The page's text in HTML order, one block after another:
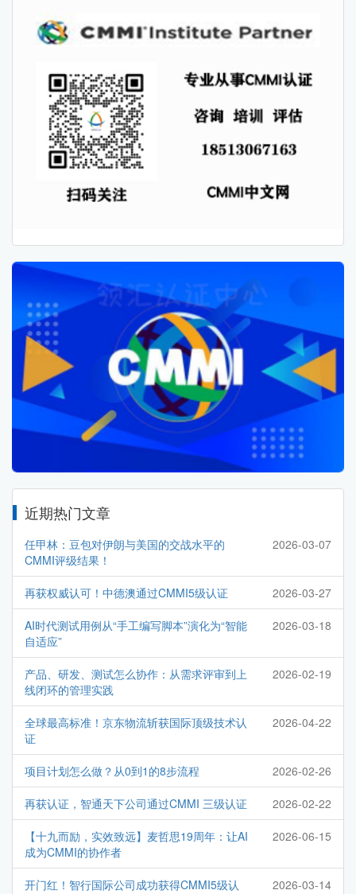
近期热门文章
任甲林：豆包对伊朗与美国的交战水平的
CMMI评级结果！
2026-03-07
再获权威认可！中德澳通过CMMI5级认证 2026-03-27
AI时代测试用例从“手工编写脚本”演化为“智能
自适应”
2026-03-18
产品、研发、测试怎么协作：从需求评审到上
线闭环的管理实践
2026-02-19
全球最高标准！京东物流斩获国际顶级技术认
证
2026-04-22
项目计划怎么做？从0到1的8步流程 2026-02-26
再获认证，智通天下公司通过CMMI 三级认证 2026-02-22
【十九而励，实效致远】麦哲思19周年：让AI
成为CMMI的协作者
2026-06-15
开门红！智行国际公司成功获得CMMI5级认
2026-03-14